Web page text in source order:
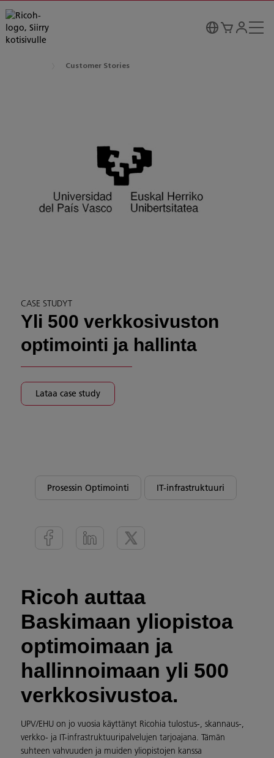
Customer Stories
CASE STUDYT
Yli 500 verkkosivuston
optimointi ja hallinta
Lataa case study
Prosessin Optimointi IT-infrastruktuuri
Ricoh auttaa
Baskimaan yliopistoa
optimoimaan ja
hallinnoimaan yli 500
verkkosivustoa.
UPV/EHU on jo vuosia käyttänyt Ricohia tulostus-, skannaus-,
verkko- ja IT-infrastruktuuripalvelujen tarjoajana. Tämän
suhteen vahvuuden ja muiden yliopistojen kanssa